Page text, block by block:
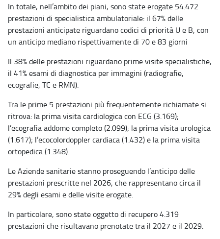
In totale, nell’ambito dei piani, sono state erogate 54.472
prestazioni di specialistica ambulatoriale: il 67% delle
prestazioni anticipate riguardano codici di priorità U e B, con
un anticipo mediano rispettivamente di 70 e 83 giorni
Il 38% delle prestazioni riguardano prime visite specialistiche,
il 41% esami di diagnostica per immagini (radiografie,
ecografie, TC e RMN).
Tra le prime 5 prestazioni più frequentemente richiamate si
ritrova: la prima visita cardiologica con ECG (3.169);
l’ecografia addome completo (2.099); la prima visita urologica
(1.617); l’ecocolordoppler cardiaca (1.432) e la prima visita
ortopedica (1.348).
Le Aziende sanitarie stanno proseguendo l’anticipo delle
prestazioni prescritte nel 2026, che rappresentano circa il
29% degli esami e delle visite erogate.
In particolare, sono state oggetto di recupero 4.319
prestazioni che risultavano prenotate tra il 2027 e il 2029.